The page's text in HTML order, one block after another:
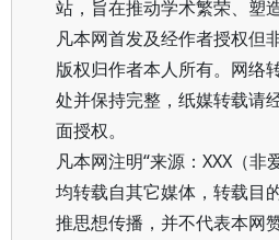
站，旨在推动学术繁荣、塑
凡本网首发及经作者授权但
版权归作者本人所有。网络
处并保持完整，纸媒转载请
面授权。
凡本网注明“来源：XXX（非
均转载自其它媒体，转载目
推思想传播，并不代表本网